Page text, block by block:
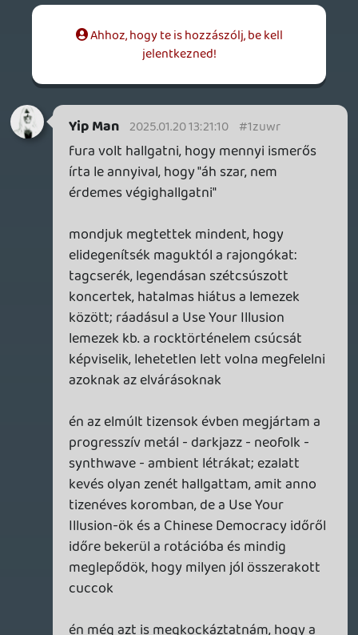
szét egymást 😃
axl 2025.01.20 10:30:59
így is élénken vissza tudtam idézni.
(Párnak pedig már a címe se jutott
eszembe.) Legfőképp azokat, amik évekkel
az album hivatalos debütálását
megelőzően a neten keringtek - pl. a
címadó Chinese Democracy, There Was A
minőségű koncertfelvételek formájában,
illetve a Catcher In The Rye-t, ami a
megjelenéskor talán a kedvencem volt
róla. Most meghallgattam újra és
alapvetően tetszik, annyira nem is lóg ki az
életműből, mint emlékeztem. Egy-két
szám akár a Use Your Illusion-ön is elfért
volna simán, pl. a Prostitute.
Yip Man 2025.01.20 01:22:53
Yip Man 2025.01.20 01:22:53 #1zuus
szokás szerint sorry a szuperlassú válasz
miatt, de unalmas vagyok és nem tudok
fenntartani egy beszélgetést sem túl
sokáig neten keresztül
az a jó a művészetben, hogy nincs
egyetlen helyes módja az élvezetének és
értelmezésének, így bőven megfér egymás
mellett az, hogy néha erre az attribútumra
figyelünk, néha meg inkább arra, valaki
más meg közben egyáltalán semmit nem